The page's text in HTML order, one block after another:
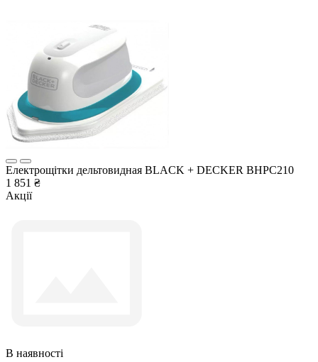
Електрощітки дельтовидная BLACK + DECKER BHPC210
1 851 ₴
Акції
В наявності